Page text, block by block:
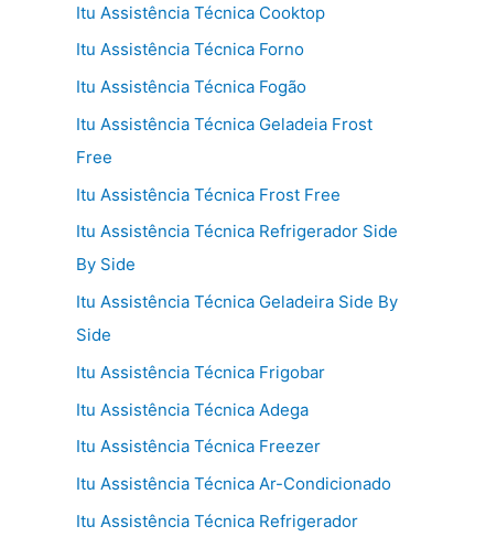
Itu Assistência Técnica Cooktop
Itu Assistência Técnica Forno
Itu Assistência Técnica Fogão
Itu Assistência Técnica Geladeia Frost
Free
Itu Assistência Técnica Frost Free
Itu Assistência Técnica Refrigerador Side
By Side
Itu Assistência Técnica Geladeira Side By
Side
Itu Assistência Técnica Frigobar
Itu Assistência Técnica Adega
Itu Assistência Técnica Freezer
Itu Assistência Técnica Ar-Condicionado
Itu Assistência Técnica Refrigerador